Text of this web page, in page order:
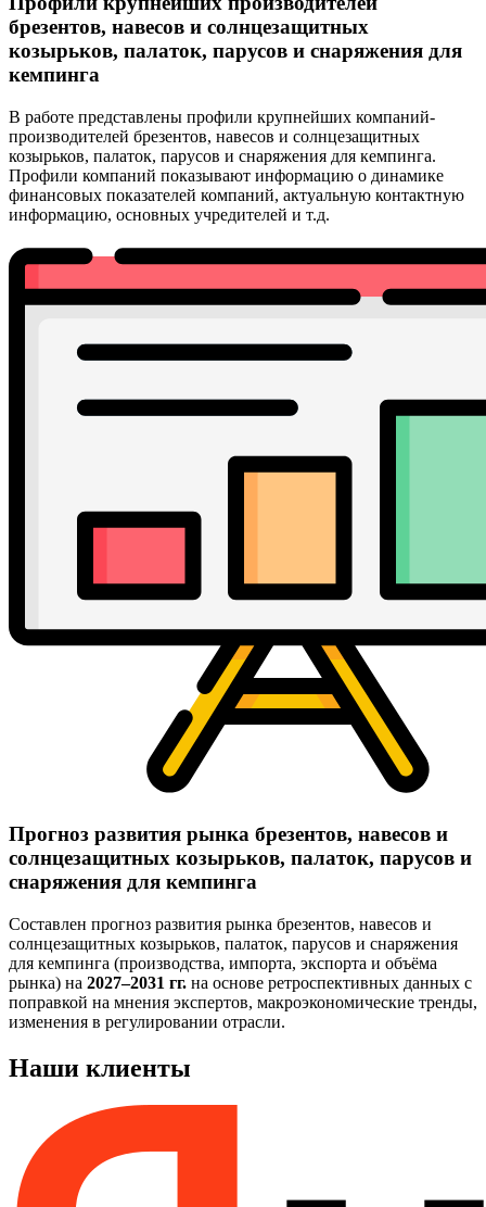
брезентов, навесов и солнцезащитных
козырьков, палаток, парусов и снаряжения для
кемпинга
В работе представлены профили крупнейших компаний-
производителей брезентов, навесов и солнцезащитных
козырьков, палаток, парусов и снаряжения для кемпинга.
Профили компаний показывают информацию о динамике
финансовых показателей компаний, актуальную контактную
информацию, основных учредителей и т.д.
Прогноз развития рынка брезентов, навесов и
солнцезащитных козырьков, палаток, парусов и
снаряжения для кемпинга
Составлен прогноз развития рынка брезентов, навесов и
солнцезащитных козырьков, палаток, парусов и снаряжения
для кемпинга (производства, импорта, экспорта и объёма
рынка) на 2027–2031 гг. на основе ретроспективных данных с
поправкой на мнения экспертов, макроэкономические тренды,
изменения в регулировании отрасли.
Наши клиенты